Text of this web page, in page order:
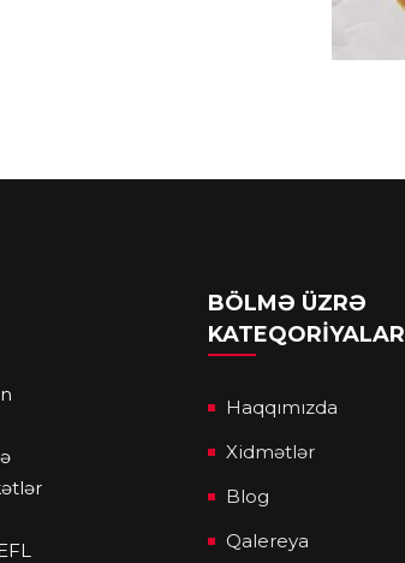
BÖLMƏ ÜZRƏ
KATEQORIYALAR
Haqqımızda
Xidmətlər
Blog
Qalereya